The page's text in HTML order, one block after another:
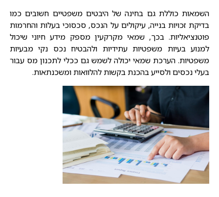
השמאות כוללת גם בחינה של היבטים משפטיים חשובים כמו
בדיקת זכויות בנייה, עיקולים על הנכס, סכסוכי בעלות והחרמות
פוטנציאליות. בכך, שמאי מקרקעין מספק מידע חיוני שיכול
למנוע בעיות משפטיות עתידיות ולהבטיח נכס נקי מבעיות
משפטיות. הערכת שמאי יכולה לשמש גם ככלי לתכנון מס עבור
בעלי נכסים ולסייע בהכנת בקשות להלוואות ומשכנתאות.